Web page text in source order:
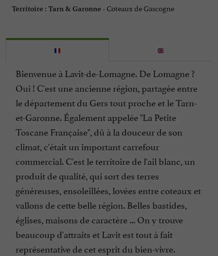
Territoire : Tarn & Garonne - Coteaux de Gascogne
Bienvenue à Lavit-de-Lomagne. De Lomagne ?
Oui ! C'est une ancienne région, partagée entre
le département du Gers tout proche et le Tarn-
et-Garonne. Également appelée "La Petite
Toscane Française", dû à la douceur de son
climat, c'était un important carrefour
commercial. C'est le territoire de l'ail blanc, un
produit de qualité, qui sort des terres
généreuses, ensoleillées, lovées entre coteaux et
vallons de cette belle région. Belles bastides,
églises, maisons de caractère ... On y trouve
beaucoup d'attraits et Lavit est tout à fait
représentative de cet esprit du bien-vivre.